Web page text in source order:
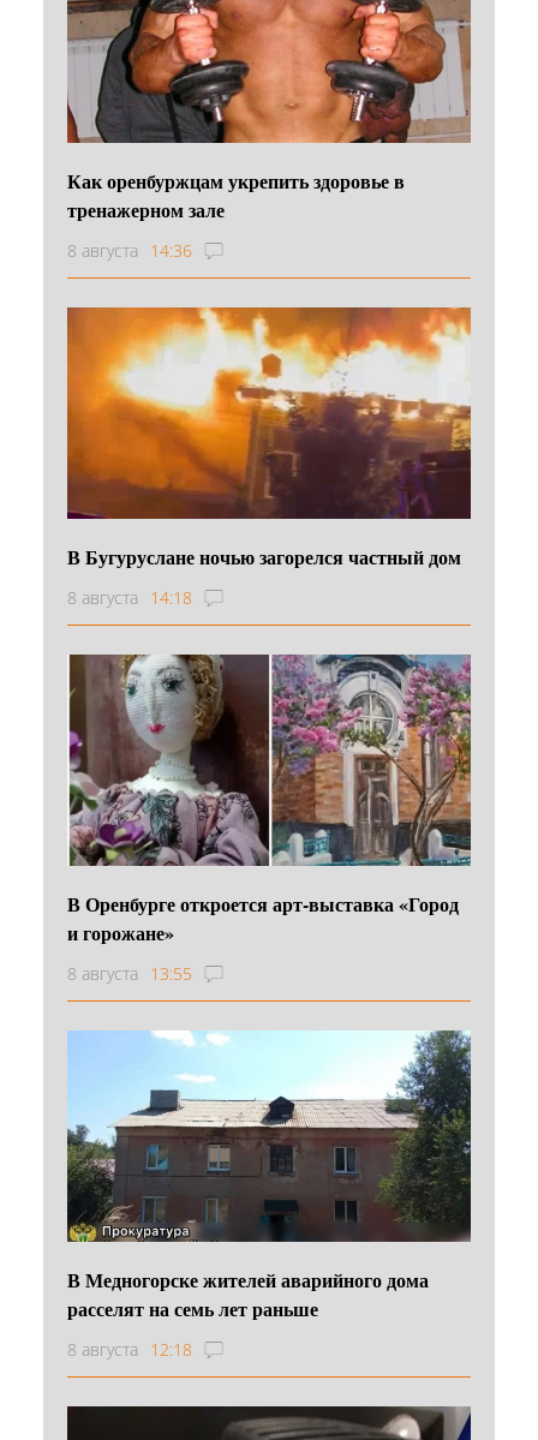
Как оренбуржцам укрепить здоровье в
тренажерном зале
8 августа 14:36
В Бугуруслане ночью загорелся частный дом
8 августа 14:18
В Оренбурге откроется арт-выставка «Город
и горожане»
8 августа 13:55
В Медногорске жителей аварийного дома
расселят на семь лет раньше
8 августа 12:18